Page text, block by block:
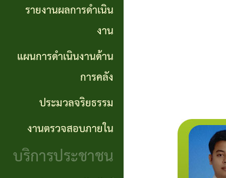
งาน
เจ้า
หน้าที่
การจัดการ
ความรู้
(Knowledge
งานด้าน
การคลัง
จริยธรรม
งาน
กำลัง
แผน
ส่วน
ตำบล
รายงานผลการดำเนิน
งาน
แผนการดำเนินงานด้าน
การคลัง
ประมวลจริยธรรม
งานตรวจสอบภายใน
บริการประชาชน